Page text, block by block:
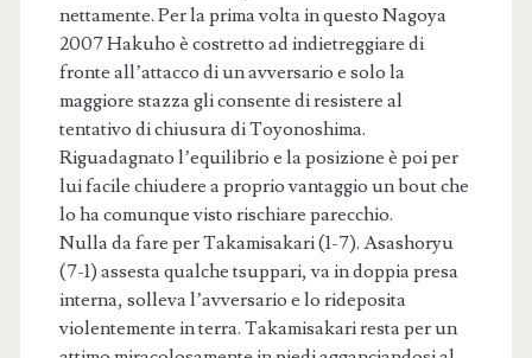
nettamente. Per la prima volta in questo Nagoya
2007 Hakuho è costretto ad indietreggiare di
fronte all’attacco di un avversario e solo la
maggiore stazza gli consente di resistere al
tentativo di chiusura di Toyonoshima.
Riguadagnato l’equilibrio e la posizione è poi per
lui facile chiudere a proprio vantaggio un bout che
lo ha comunque visto rischiare parecchio.
Nulla da fare per Takamisakari (1-7). Asashoryu
(7-1) assesta qualche tsuppari, va in doppia presa
interna, solleva l’avversario e lo rideposita
violentemente in terra. Takamisakari resta per un